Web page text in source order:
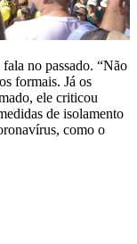
no passado. “Não
formais. Já os
ele criticou
de isolamento
como o